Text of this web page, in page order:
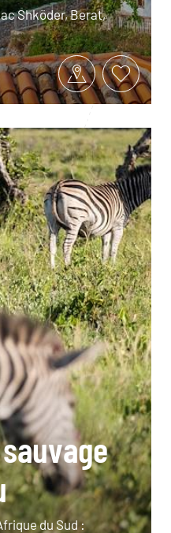
Shköder, Berat,
du Sud :